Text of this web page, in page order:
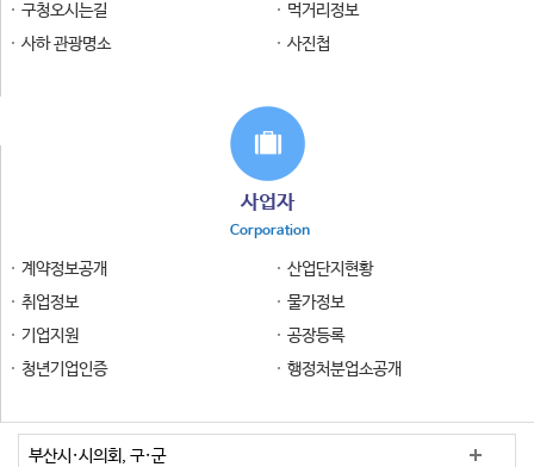
구청오시는길
먹거리정보
사하 관광명소
사진첩
사업자
Corporation
계약정보공개
산업단지현황
취업정보
물가정보
기업지원
공장등록
청년기업인증
행정처분업소공개
부산시·시의회, 구·군